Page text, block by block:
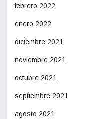
febrero 2022
enero 2022
diciembre 2021
noviembre 2021
octubre 2021
septiembre 2021
agosto 2021